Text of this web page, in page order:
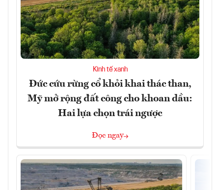
Kinh tế xanh
Đức cứu rừng cổ khỏi khai thác than,
Mỹ mở rộng đất công cho khoan dầu:
Hai lựa chọn trái ngược
Đọc ngay